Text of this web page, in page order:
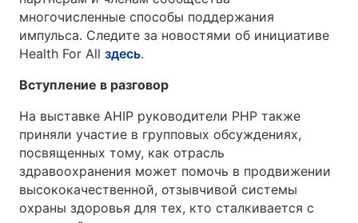
многочисленные способы поддержания
импульса. Следите за новостями об инициативе
Health For All здесь.
Вступление в разговор
На выставке AHIP руководители PHP также
приняли участие в групповых обсуждениях,
посвященных тому, как отрасль
здравоохранения может помочь в продвижении
высококачественной, отзывчивой системы
охраны здоровья для тех, кто сталкивается с